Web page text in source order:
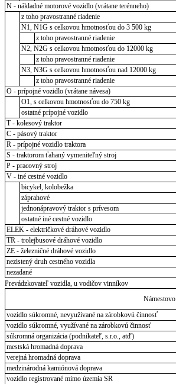
N - nákladné motorové vozidlo (vrátane terénneho)
z toho pravostranné riadenie
N1, N1G s celkovou hmotnosťou do 3 500 kg
z toho pravostranné riadenie
N2, N2G s celkovou hmotnosťou do 12000 kg
z toho pravostranné riadenie
N3, N3G s celkovou hmotnosťou nad 12000 kg
z toho pravostranné riadenie
O - prípojné vozidlo (vrátane návesa)
O1, s celkovou hmotnosťou do 750 kg
ostatné prípojné vozidlo
T - kolesový traktor
C - pásový traktor
R - prípojné vozidlo traktora
S - traktorom ťahaný vymeniteľný stroj
P - pracovný stroj
V - iné cestné vozidlo
bicykel, kolobežka
záprahové
jednonápravový traktor s prívesom
ostatné iné cestné vozidlo
ELEK - električkové dráhové vozidlo
TR - trolejbusové dráhové vozidlo
ZE - železničné dráhové vozidlo
nezistený druh cestného vozidla
nezadané
Prevádzkovateľ vozidla, u vodičov vinníkov
Námestovo
vozidlo súkromné, nevyužívané na zárobkovú činnosť
vozidlo súkromné, využívané na zárobkovú činnosť
súkromná organizácia (podnikateľ, s.r.o., atď)
mestská hromadná doprava
verejná hromadná doprava
medzinárodná kamiónová doprava
vozidlo registrované mimo územia SR